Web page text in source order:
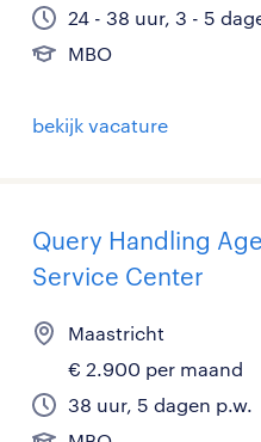
24 - 38 uur, 3 - 5
MBO
bekijk vacature
Query Handling
Service Center
Maastricht
€ 2.900 per maand
38 uur, 5 dagen p.w.